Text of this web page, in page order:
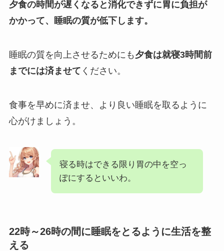
夕食の時間が遅くなると消化できずに胃に負担が
かかって、睡眠の質が低下します。
睡眠の質を向上させるためにも 夕食は就寝3時間前
までには済ませて ください。
食事を早めに済ませ、より良い睡眠を取るように
心がけましょう。
寝る時はできる限り胃の中を空っ
ぽにするといいわ。
22時～26時の間に睡眠をとるように生活を整
える